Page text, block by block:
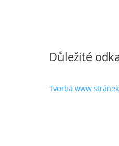
Důležité
Tvorba www stránek